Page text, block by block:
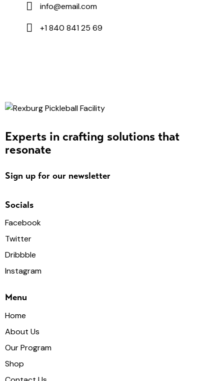
info@email.com
+1 840 841 25 69
Experts in crafting solutions that
resonate
Sign up for our newsletter
Socials
Facebook
Twitter
Dribbble
Instagram
Menu
Home
About Us
Our Program
Shop